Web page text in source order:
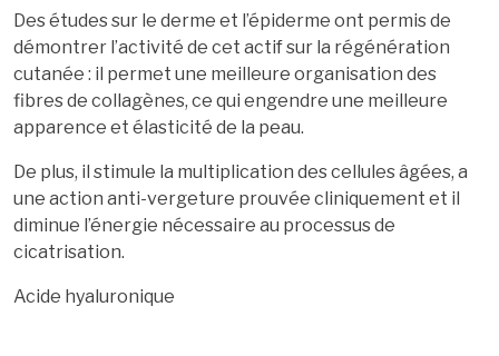
Des études sur le derme et l’épiderme ont permis de
démontrer l’activité de cet actif sur la régénération
cutanée : il permet une meilleure organisation des
fibres de collagènes, ce qui engendre une meilleure
apparence et élasticité de la peau.
De plus, il stimule la multiplication des cellules âgées, a
une action anti-vergeture prouvée cliniquement et il
diminue l’énergie nécessaire au processus de
cicatrisation.
Acide hyaluronique